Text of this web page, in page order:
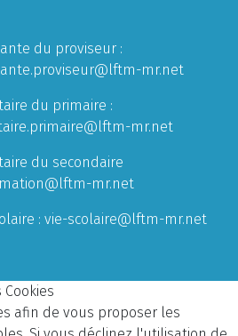
du proviseur :
mr.net
du primaire :
mr.net
du secondaire
mr.net
: vie-scolaire@lftm-mr.net
afin de vous proposer les